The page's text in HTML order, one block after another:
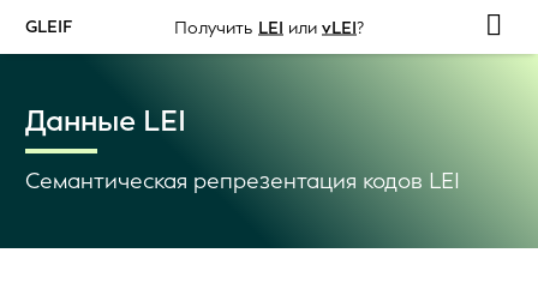
GLEIF Получить LEI или vLEI?
Данные LEI
Семантическая репрезентация кодов LEI